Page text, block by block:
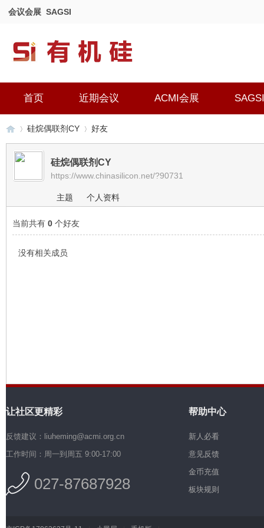
会议会展 SAGSI
首页 近期会议 ACMI会展 SAGSI
有
硅
›
硅烷偶联剂CY
›
好友
硅烷偶联剂CY
https://www.chinasilicon.net/?90731
主题 个人资料
当前共有 0 个好友
没有相关成员
让社区更精彩
反馈建议：liuheming@acmi.org.cn
工作时间：周一到周五 9:00-17:00
027-87687928
帮助中心
新人必看
意见反馈
金币充值
板块规则